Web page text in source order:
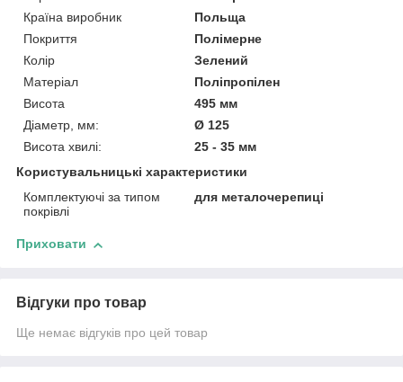
Країна виробник
Польща
Покриття
Полімерне
Колір
Зелений
Матеріал
Поліпропілен
Висота
495 мм
Діаметр, мм:
Ø 125
Висота хвилі:
25 - 35 мм
Користувальницькі характеристики
Комплектуючі за типом
покрівлі
для металочерепиці
Приховати
Відгуки про товар
Ще немає відгуків про цей товар